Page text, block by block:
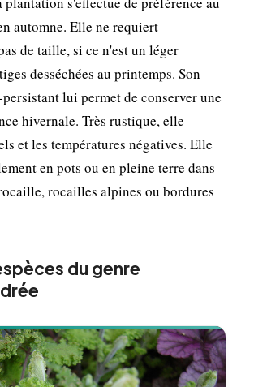
automne. Elle ne requiert
de taille, si ce n'est un léger
desséchées au printemps. Son
lui permet de conserver une
hivernale. Très rustique, elle
et les températures négatives. Elle
en pots ou en pleine terre dans
rocailles alpines ou bordures
du genre